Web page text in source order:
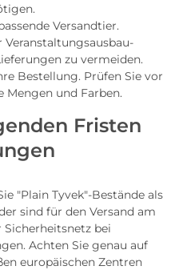
Versandtier.
Veranstaltungsausbau-
zu vermeiden.
Bestellung. Prüfen Sie vor
Mengen und Farben.
Fristen
"Plain Tyvek"-Bestände als
sind für den Versand am
Sicherheitsnetz bei
Achten Sie genau auf
europäischen Zentren